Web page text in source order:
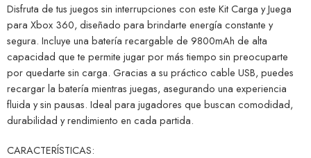
Disfruta de tus juegos sin interrupciones con este Kit Carga y Juega
para Xbox 360, diseñado para brindarte energía constante y
segura. Incluye una batería recargable de 9800mAh de alta
capacidad que te permite jugar por más tiempo sin preocuparte
por quedarte sin carga. Gracias a su práctico cable USB, puedes
recargar la batería mientras juegas, asegurando una experiencia
fluida y sin pausas. Ideal para jugadores que buscan comodidad,
durabilidad y rendimiento en cada partida.
CARACTERÍSTICAS: